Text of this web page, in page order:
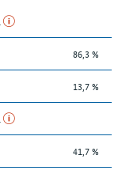
86,3 %
13,7 %
41,7 %